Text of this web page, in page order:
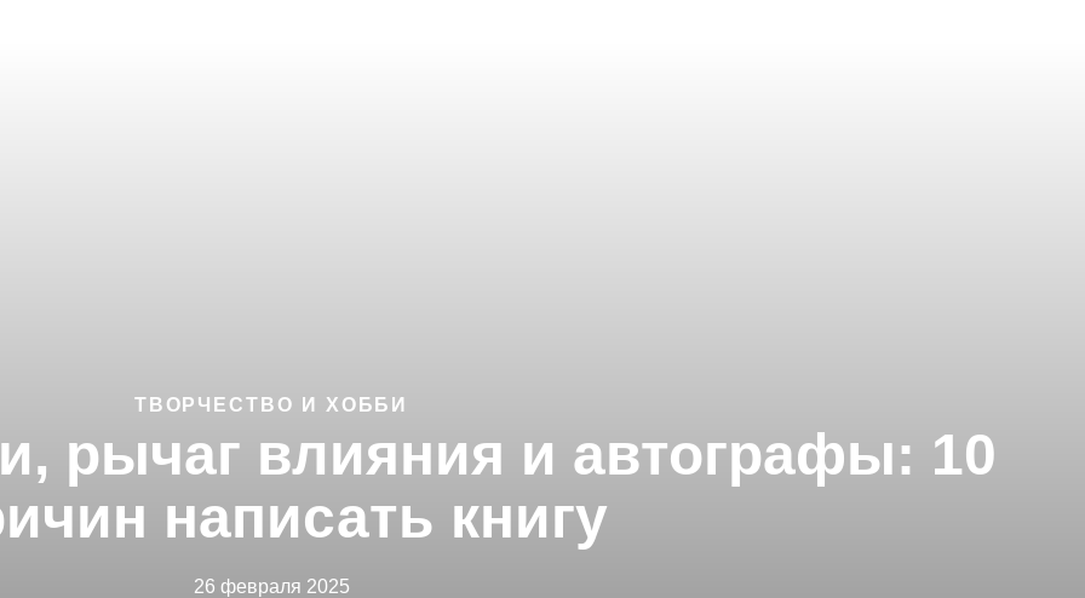
ТВОРЧЕСТВО И ХОББИ
рычаг влияния и автографы: 10
написать книгу
26 февраля 2025